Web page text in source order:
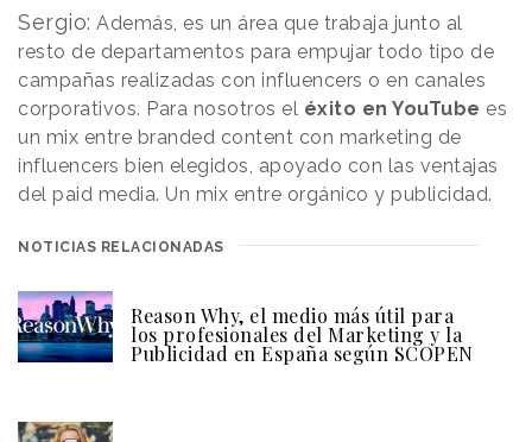
Sergio: Además, es un área que trabaja junto al
resto de departamentos para empujar todo tipo de
campañas realizadas con influencers o en canales
corporativos. Para nosotros el éxito en YouTube es
un mix entre branded content con marketing de
influencers bien elegidos, apoyado con las ventajas
del paid media. Un mix entre orgánico y publicidad.
NOTICIAS RELACIONADAS
Reason Why, el medio más útil para
los profesionales del Marketing y la
Publicidad en España según SCOPEN